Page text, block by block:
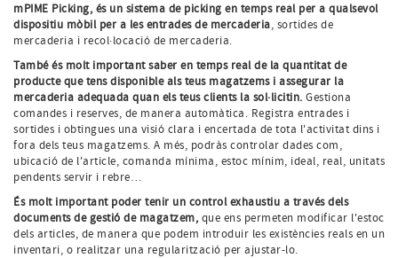
mPIME Picking, és un sistema de picking en temps real per a qualsevol
dispositiu mòbil per a les entrades de mercaderia, sortides de
mercaderia i recol·locació de mercaderia.
També és molt important saber en temps real de la quantitat de
producte que tens disponible als teus magatzems i assegurar la
mercaderia adequada quan els teus clients la sol·licitin. Gestiona
comandes i reserves, de manera automàtica. Registra entrades i
sortides i obtingues una visió clara i encertada de tota l'activitat dins i
fora dels teus magatzems. A més, podràs controlar dades com,
ubicació de l'article, comanda mínima, estoc mínim, ideal, real, unitats
pendents servir i rebre…
És molt important poder tenir un control exhaustiu a través dels
documents de gestió de magatzem, que ens permeten modificar l'estoc
dels articles, de manera que podem introduir les existències reals en un
inventari, o realitzar una regularització per ajustar-lo.